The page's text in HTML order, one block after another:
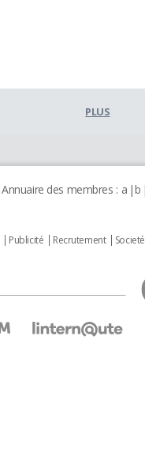
PLUS
Annuaire des membres : a b
Publicité Recrutement Societé